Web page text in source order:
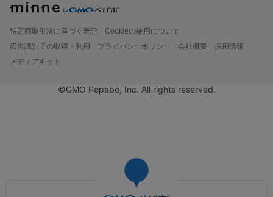
特定商取引法に基づく表記
Cookieの使用について
広告識別子の取得・利用
プライバシーポリシー 会社概要
採用情報
メディアキット
©GMO Pepabo, Inc. All rights reserved.